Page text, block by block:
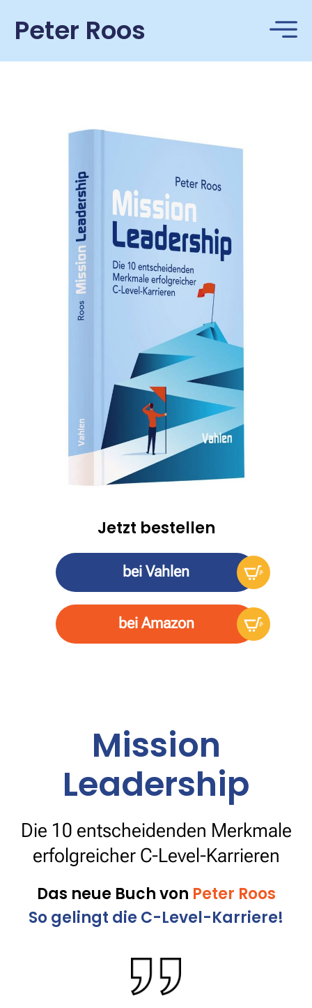
Peter Roos
Jetzt bestellen
bei Vahlen
bei Amazon
Mission
Leadership
Die 10 entscheidenden Merkmale
erfolgreicher C-Level-Karrieren
Das neue Buch von Peter Roos
So gelingt die C-Level-Karriere!